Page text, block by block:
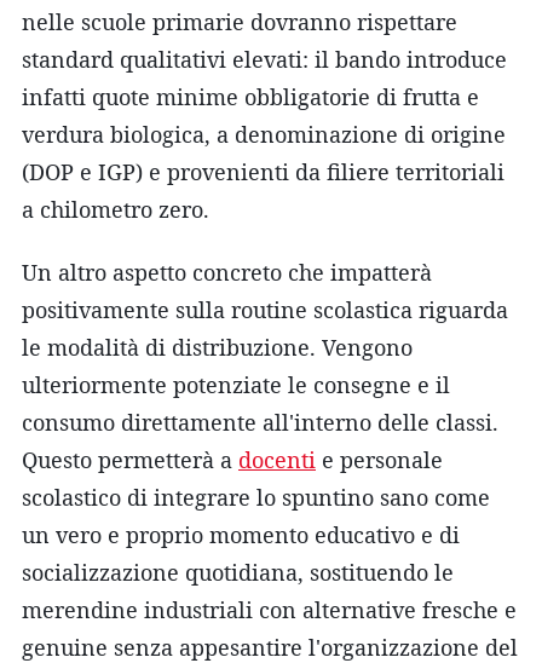
nelle scuole primarie dovranno rispettare
standard qualitativi elevati: il bando introduce
infatti quote minime obbligatorie di frutta e
verdura biologica, a denominazione di origine
(DOP e IGP) e provenienti da filiere territoriali
a chilometro zero.
Un altro aspetto concreto che impatterà
positivamente sulla routine scolastica riguarda
le modalità di distribuzione. Vengono
ulteriormente potenziate le consegne e il
consumo direttamente all'interno delle classi.
Questo permetterà a docenti e personale
scolastico di integrare lo spuntino sano come
un vero e proprio momento educativo e di
socializzazione quotidiana, sostituendo le
merendine industriali con alternative fresche e
genuine senza appesantire l'organizzazione del